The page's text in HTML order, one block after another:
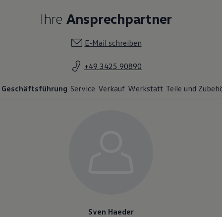
Ihre Ansprechpartner
E-Mail schreiben
+49 3425 90890
Geschäftsführung Service Verkauf Werkstatt Teile und
Sven Haeder